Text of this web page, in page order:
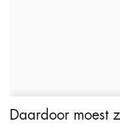
Daardoor moest